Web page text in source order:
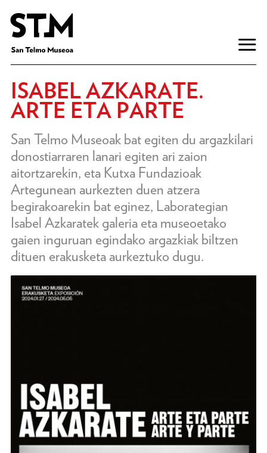
ISABEL AZKARATE.
ARTE ETA PARTE
San Telmo Museoak bat egiten du argazkilari
donostiarraren lanari egiten ari zaion
aitortzarekin, eta Kutxa Fundazioak
Artegunean aurkezten duen atzera
begirakoarekin bat eginez, Laborategian
Isabel Azkaratek galeria eta museoetako
gaien inguruan egindako argazkiak biltzen
dituen erakusketa aurkeztuko dugu.